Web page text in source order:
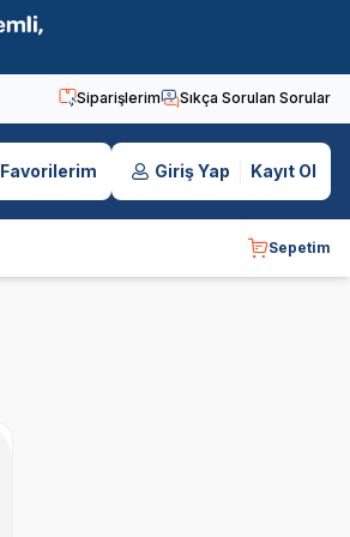
Siparişlerim Sıkça Sorulan Sorular
Favorilerim Giriş Yap Kayıt Ol
Sepetim